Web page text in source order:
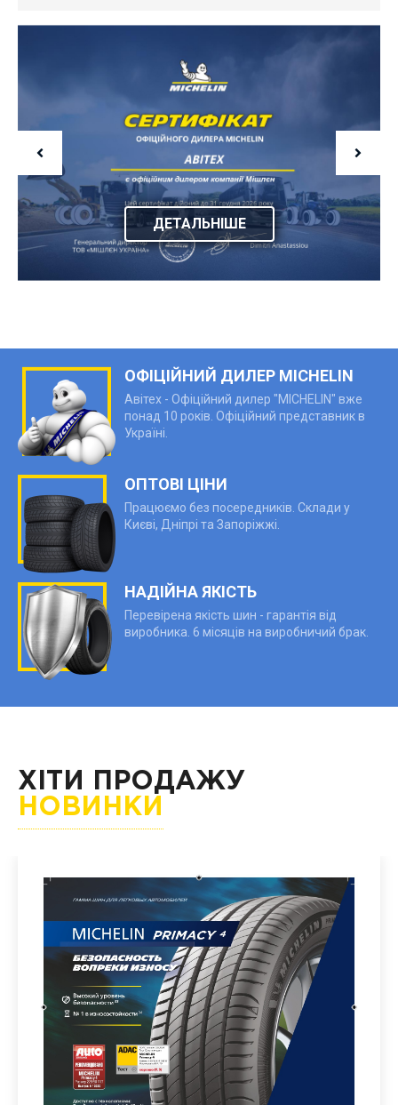
ДЕТАЛЬНІШЕ
ОФІЦІЙНИЙ ДИЛЕР MICHELIN
Авітех - Офіційний дилер "MICHELIN" вже
понад 10 років. Офіційний представник в
Україні.
ОПТОВІ ЦІНИ
Працюємо без посередників. Склади у
Києві, Дніпрі та Запоріжжі.
НАДІЙНА ЯКІСТЬ
Перевірена якість шин - гарантія від
виробника. 6 місяців на виробничий брак.
ХІТИ ПРОДАЖУ
НОВИНКИ